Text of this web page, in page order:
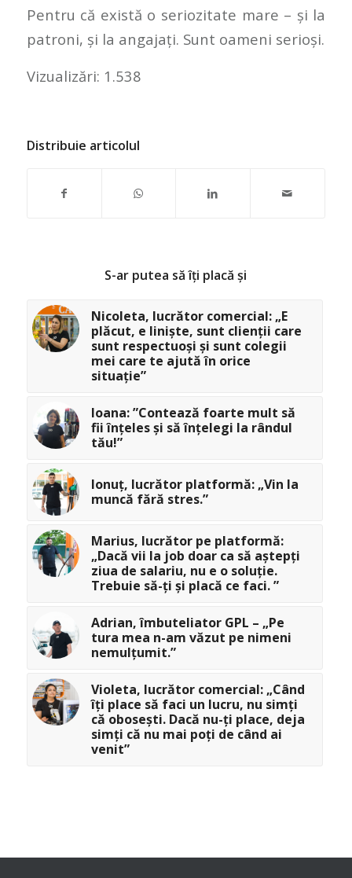
Pentru că există o seriozitate mare – și la
patroni, și la angajați. Sunt oameni serioși.
Vizualizări: 1.538
Distribuie articolul
S-ar putea să îți placă și
Nicoleta, lucrător comercial: „E
plăcut, e liniște, sunt clienții care
sunt respectuoși și sunt colegii
mei care te ajută în orice
situație”
Ioana: ”Contează foarte mult să
fii înțeles și să înțelegi la rândul
tău!”
Ionuț, lucrător platformă: „Vin la
muncă fără stres.”
Marius, lucrător pe platformă:
„Dacă vii la job doar ca să aștepți
ziua de salariu, nu e o soluție.
Trebuie să-ți și placă ce faci. ”
Adrian, îmbuteliator GPL – „Pe
tura mea n-am văzut pe nimeni
nemulțumit.”
Violeta, lucrător comercial: „Când
îți place să faci un lucru, nu simți
că obosești. Dacă nu-ți place, deja
simți că nu mai poți de când ai
venit”